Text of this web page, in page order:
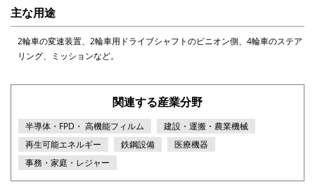
主な用途
2輪車の変速装置、2輪車用ドライブシャフトのピニオン側、4輪車のステア
リング、ミッションなど。
関連する産業分野
半導体・FPD・ 高機能フィルム
建設・運搬・農業機械
再生可能エネルギー
鉄鋼設備
医療機器
事務・家庭・レジャー